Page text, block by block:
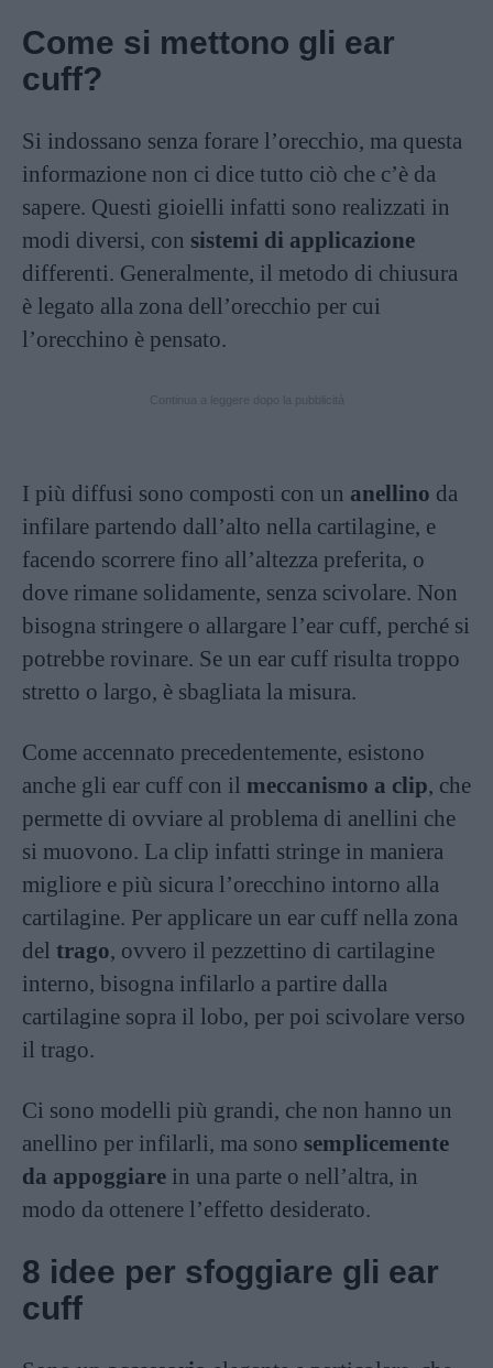
Come si mettono gli ear
cuff?
Si indossano senza forare l’orecchio, ma questa
informazione non ci dice tutto ciò che c’è da
sapere. Questi gioielli infatti sono realizzati in
modi diversi, con sistemi di applicazione
differenti. Generalmente, il metodo di chiusura
è legato alla zona dell’orecchio per cui
l’orecchino è pensato.
I più diffusi sono composti con un anellino da
infilare partendo dall’alto nella cartilagine, e
facendo scorrere fino all’altezza preferita, o
dove rimane solidamente, senza scivolare. Non
bisogna stringere o allargare l’ear cuff, perché si
potrebbe rovinare. Se un ear cuff risulta troppo
stretto o largo, è sbagliata la misura.
Come accennato precedentemente, esistono
anche gli ear cuff con il meccanismo a clip, che
permette di ovviare al problema di anellini che
si muovono. La clip infatti stringe in maniera
migliore e più sicura l’orecchino intorno alla
cartilagine. Per applicare un ear cuff nella zona
del trago, ovvero il pezzettino di cartilagine
interno, bisogna infilarlo a partire dalla
cartilagine sopra il lobo, per poi scivolare verso
il trago.
Ci sono modelli più grandi, che non hanno un
anellino per infilarli, ma sono semplicemente
da appoggiare in una parte o nell’altra, in
modo da ottenere l’effetto desiderato.
8 idee per sfoggiare gli ear
cuff